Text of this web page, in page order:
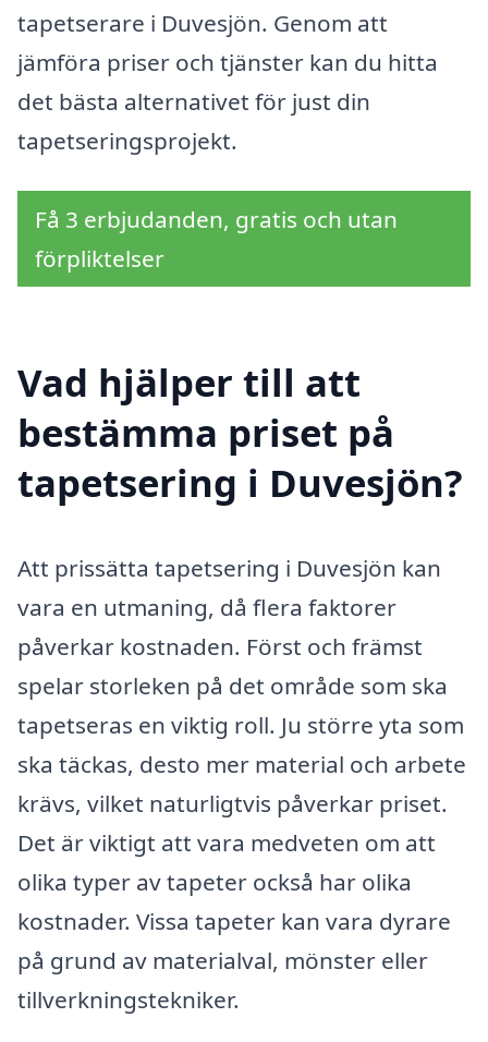
tapetserare i Duvesjön. Genom att
jämföra priser och tjänster kan du hitta
det bästa alternativet för just din
tapetseringsprojekt.
Få 3 erbjudanden, gratis och utan
förpliktelser
Vad hjälper till att
bestämma priset på
tapetsering i Duvesjön?
Att prissätta tapetsering i Duvesjön kan
vara en utmaning, då flera faktorer
påverkar kostnaden. Först och främst
spelar storleken på det område som ska
tapetseras en viktig roll. Ju större yta som
ska täckas, desto mer material och arbete
krävs, vilket naturligtvis påverkar priset.
Det är viktigt att vara medveten om att
olika typer av tapeter också har olika
kostnader. Vissa tapeter kan vara dyrare
på grund av materialval, mönster eller
tillverkningstekniker.